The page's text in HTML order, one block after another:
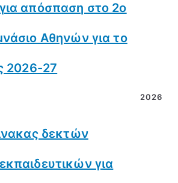
απόσπαση στο 2ο
Αθηνών για το
2026-27
2026
δεκτών
για